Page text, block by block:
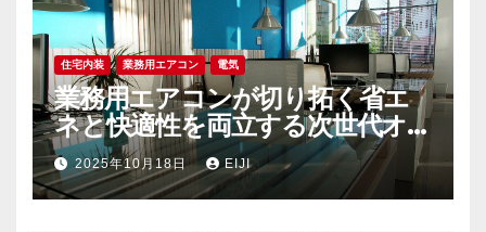
住宅内装 業務用エアコン 電気
業務用エアコンが切り拓く省エ
ネと快適性を両立する次世代オ
フィス空調戦略
2025年10月18日 EIJI